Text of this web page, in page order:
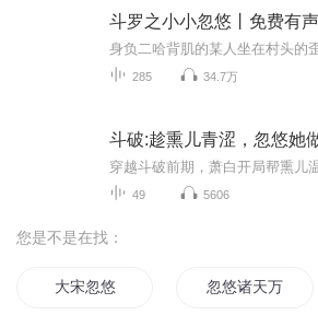
斗罗之小小忽悠丨免费有
285 34.7万
斗破:趁熏儿青涩，忽悠她
49 5606
您是不是在找：
大宋忽悠 忽悠诸天万界